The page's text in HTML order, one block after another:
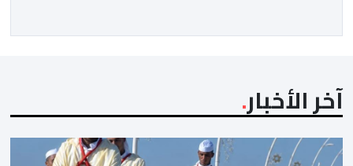
كتابة الدولة، وولاية جهة العيون الساقية الحمراء، وجماعة
آخر الأخبار